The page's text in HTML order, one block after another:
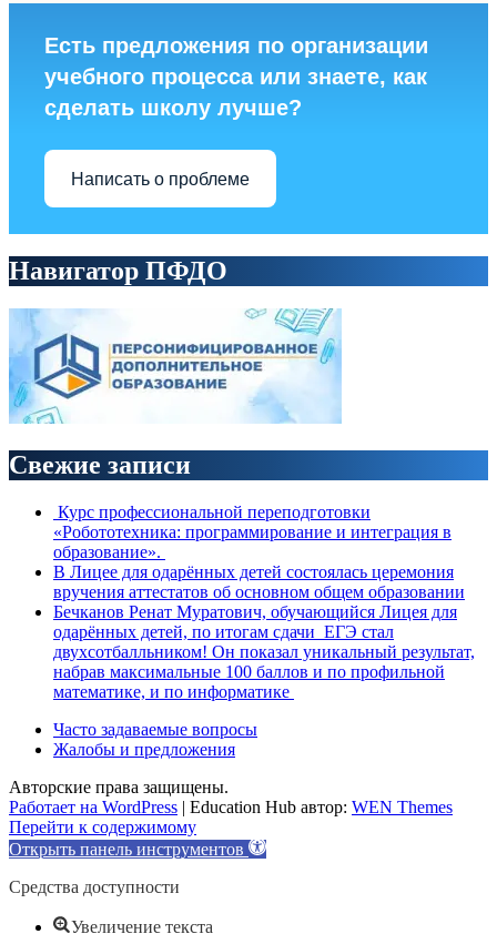
Есть предложения по организации
учебного процесса или знаете, как
сделать школу лучше?
Написать о проблеме
Навигатор ПФДО
Свежие записи
Курс профессиональной переподготовки
«Робототехника: программирование и интеграция в
образование».
В Лицее для одарённых детей состоялась церемония
вручения аттестатов об основном общем образовании
Бечканов Ренат Муратович, обучающийся Лицея для
одарённых детей, по итогам сдачи ЕГЭ стал
двухсотбалльником! Он показал уникальный результат,
набрав максимальные 100 баллов и по профильной
математике, и по информатике
Часто задаваемые вопросы
Жалобы и предложения
Авторские права защищены.
Работает на WordPress | Education Hub автор: WEN Themes
Перейти к содержимому
Открыть панель инструментов
Средства доступности
Увеличение текста